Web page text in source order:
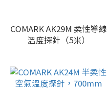
COMARK AK29M 柔性導線
溫度探針（5米）